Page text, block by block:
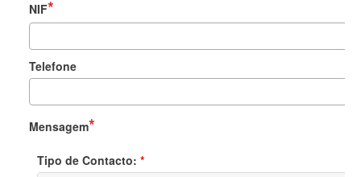
NIF
Telefone
Mensagem
Tipo de Contacto: *